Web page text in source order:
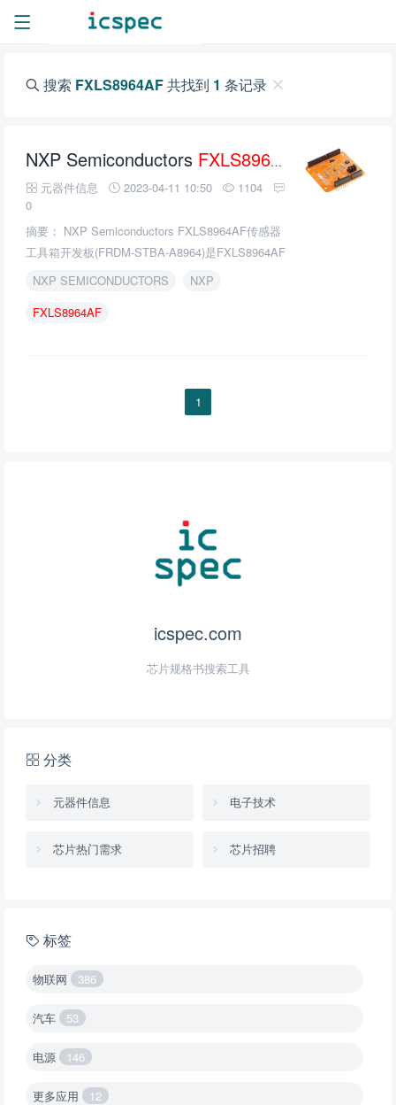
搜索 FXLS8964AF共找到 1 条记录
NXP Semiconductors FXLS8964AF 传感器工
元器件信息 2023-04-11 10:50
1104
0
摘要： NXP Semiconductors FXLS8964AF传感器
工具箱开发板(FRDM-STBA-A8964)是FXLS8964AF
三轴低g MEMS加速度计的演示和开发平台。
NXP SEMICONDUCTORS
NXP
FXLS8964AF
1
icspec.com
芯片规格书搜索工具
分类
元器件信息 电子技术
芯片热门需求 芯片招聘
标签
物联网 386
汽车 53
电源 146
更多应用 12